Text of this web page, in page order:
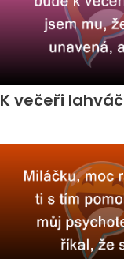
K večeři lahváč